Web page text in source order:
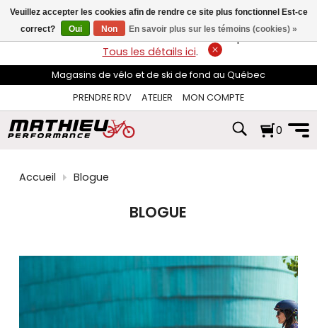
flèches
haut
et
pour
sélectionner
disponible.
Appuyez
pour
accéder
Les
utilisateurs
peuvent
LIVRAISON GRATUITEsur les commandes de plus de 74$*.
Tous les détails ici.
Magasins de vélo et de ski de fond au Québec
PRENDRE RDV
ATELIER MON COMPTE
0
Accueil Blogue
BLOGUE
Veuillez accepter les cookies afin de rendre ce site plus fonctionnel Est-ce
correct?
Oui Non En savoir plus sur les témoins (cookies) »